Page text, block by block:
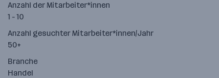
Anzahl der Mitarbeiter*innen
1 - 10
Anzahl gesuchter Mitarbeiter*innen/Jahr
50+
Branche
Handel